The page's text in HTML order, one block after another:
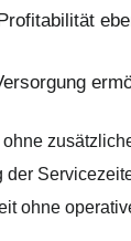
der
ohne